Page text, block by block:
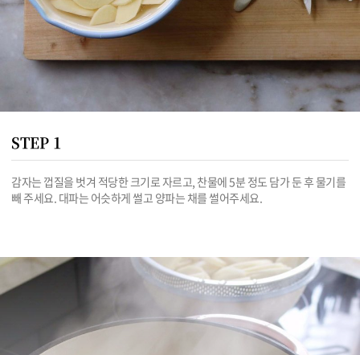
STEP 1
감자는 껍질을 벗겨 적당한 크기로 자르고, 찬물에 5분 정도 담가 둔 후 물기를
빼 주세요. 대파는 어슷하게 썰고 양파는 채를 썰어주세요.